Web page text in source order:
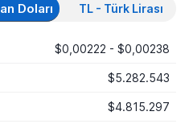
Doları TL - Türk Lirası
$0,00222 - $0,00238
$5.282.543
$4.815.297